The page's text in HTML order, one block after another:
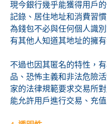
現今銀行幾乎能獲得用戶
記錄、居住地址和消費習
為錢包不必與任何個人識
有其他人知道其地址的擁有
不過也因其匿名的特性，
品、恐怖主義和非法危險
家的法律規範要求交易所
能允許用戶進行交易、充